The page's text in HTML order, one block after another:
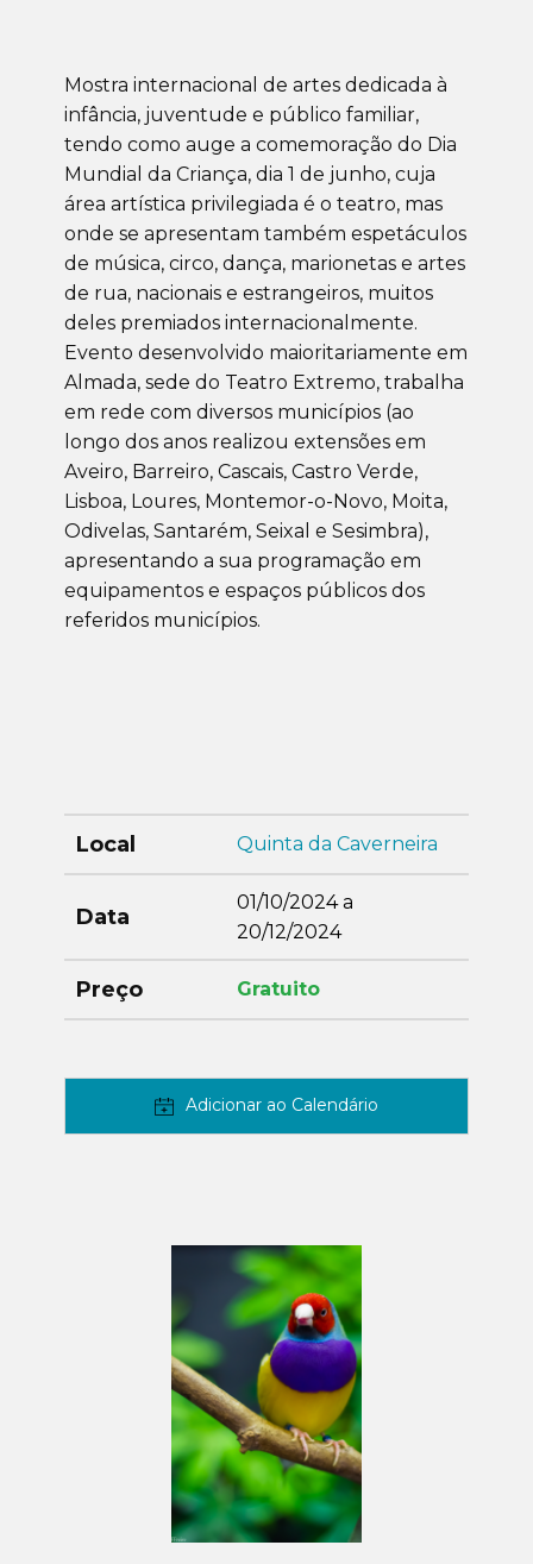
Mostra internacional de artes dedicada à
infância, juventude e público familiar,
tendo como auge a comemoração do Dia
Mundial da Criança, dia 1 de junho, cuja
área artística privilegiada é o teatro, mas
onde se apresentam também espetáculos
de música, circo, dança, marionetas e artes
de rua, nacionais e estrangeiros, muitos
deles premiados internacionalmente.
Evento desenvolvido maioritariamente em
Almada, sede do Teatro Extremo, trabalha
em rede com diversos municípios (ao
longo dos anos realizou extensões em
Aveiro, Barreiro, Cascais, Castro Verde,
Lisboa, Loures, Montemor-o-Novo, Moita,
Odivelas, Santarém, Seixal e Sesimbra),
apresentando a sua programação em
equipamentos e espaços públicos dos
referidos municípios.
Local Quinta da Caverneira
Data
01/10/2024 a
20/12/2024
Preço Gratuito
Adicionar ao Calendário